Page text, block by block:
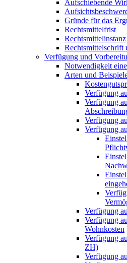
Aufschiebende
Gründe für das
Rechtsmittelfrist
Rechtsmittelinstanz
Rechtsmittelschrift
Verfügung und
Notwendigkeit
Arten und
Verfügung
Verfügung
Verfügung
Verfügung
Verfügung
Verfügung
Wohnkosten
Verfügung
ZH)
Verfügung